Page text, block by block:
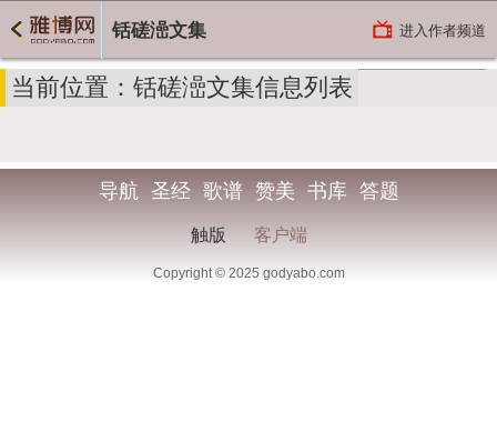
铦磋澏文集 进入作者频道
当前位置：铦磋澏文集信息列表
导航 圣经 歌谱 赞美 书库 答题
触版 客户端
Copyright © 2025 godyabo.com